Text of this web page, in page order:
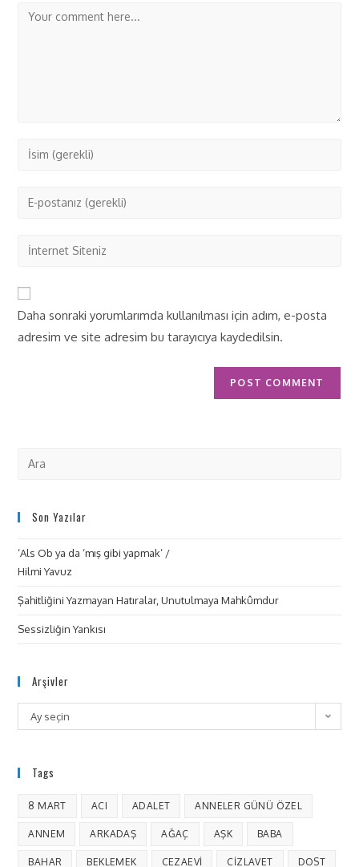
Daha sonraki yorumlarımda kullanılması için adım, e-posta
adresim ve site adresim bu tarayıcıya kaydedilsin.
Son Yazılar
‘Als Ob ya da ‘mış gibi yapmak’ /
Hilmi Yavuz
Şahitliğini Yazmayan Hatıralar, Unutulmaya Mahkûmdur
Sessizliğin Yankısı
Arşivler
Ay seçin
Tags
8 MART ACI ADALET ANNELER GÜNÜ ÖZEL
ANNEM ARKADAŞ AĞAÇ AŞK BABA
BAHAR BEKLEMEK CEZAEVI CIZLAVET DOST